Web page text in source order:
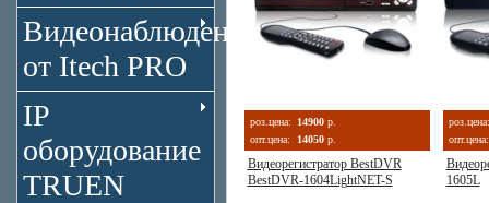
Видеонаблюдение
от Itech PRO
IP
оборудование
TRUEN
роз.цена: 14900 р.
опт.цена:
14050 р.
Видеорегистратор BestDVR
BestDVR-1604LightNET-S
роз.цена:
опт.цена:
1605L